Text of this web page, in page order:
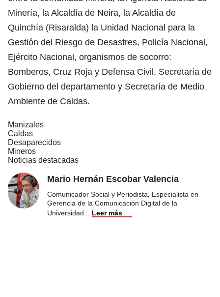
Minería, la Alcaldía de Neira, la Alcaldía de
Quinchía (Risaralda) la Unidad Nacional para la
Gestión del Riesgo de Desastres, Policía Nacional,
Ejército Nacional, organismos de socorro:
Bomberos, Cruz Roja y Defensa Civil, Secretaría de
Gobierno del departamento y Secretaría de Medio
Ambiente de Caldas.
Manizales
Caldas
Desaparecidos
Mineros
Noticias destacadas
Mario Hernán Escobar Valencia
Comunicador Social y Periodista, Especialista en
Gerencia de la Comunicación Digital de la
Universidad
Leer más